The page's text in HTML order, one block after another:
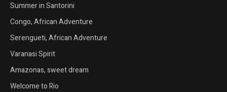
Summer in Santorini
Congo, African Adventure
Serengueti, African Adventure
Varanasi Spirit
Amazonas, sweet dream
Welcome to Rio